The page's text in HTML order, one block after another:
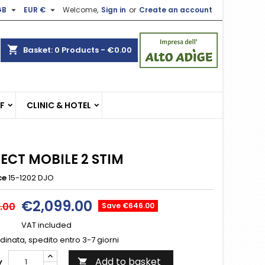
Welcome, Sign in or Create an account
EUR € 

shopping_cart Basket: 0 Products - €0.00
CLINIC & HOTEL
MOBILE 2 STIM
15-1202 DJO
€2,099.00 Save €646.00
VAT included
spedito entro 3-7 giorni
 Add to basket
×
×
×